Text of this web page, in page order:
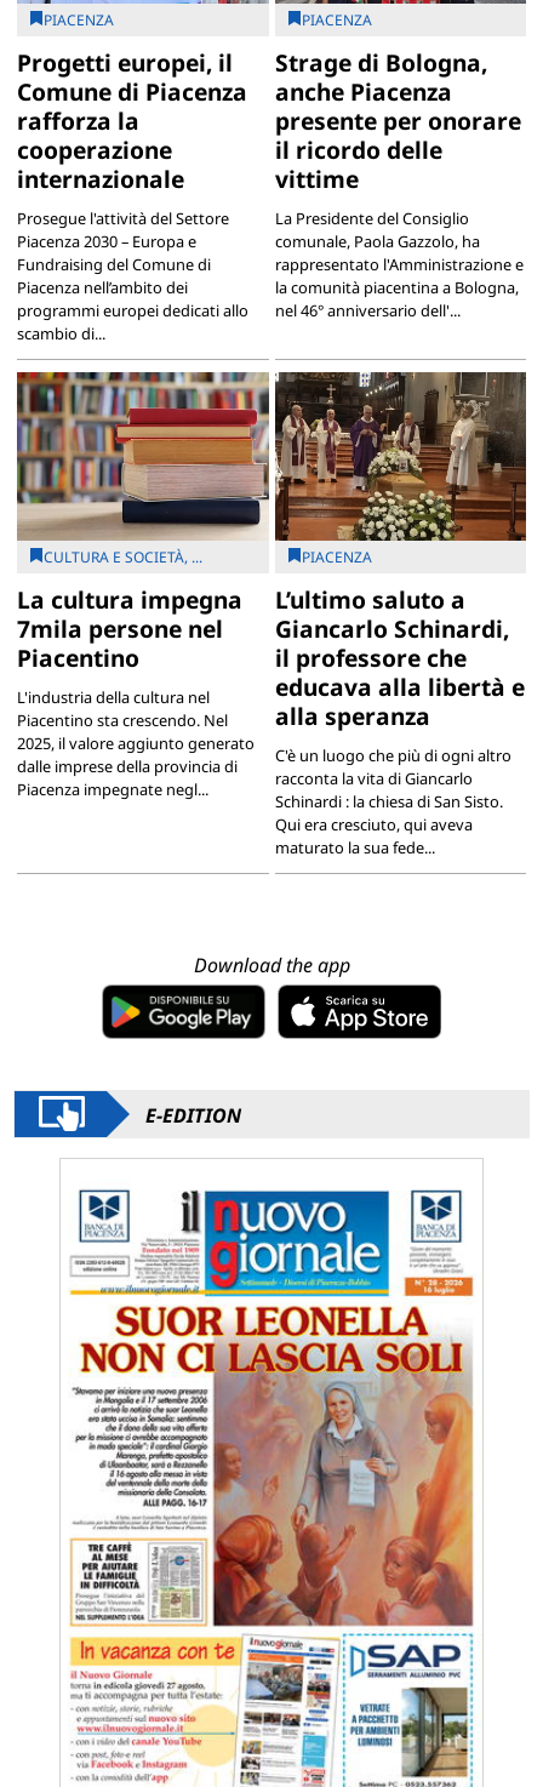
PIACENZA
Progetti europei, il
Comune di Piacenza
rafforza la
cooperazione
internazionale
Prosegue l'attività del Settore
Piacenza 2030 – Europa e
Fundraising del Comune di
Piacenza nell’ambito dei
programmi europei dedicati allo
scambio di...
PIACENZA
Strage di Bologna,
anche Piacenza
presente per onorare
il ricordo delle
vittime
La Presidente del Consiglio
comunale, Paola Gazzolo, ha
rappresentato l'Amministrazione e
la comunità piacentina a Bologna,
nel 46° anniversario dell'...
CULTURA E SOCIETÀ, ...
La cultura impegna
7mila persone nel
Piacentino
L'industria della cultura nel
Piacentino sta crescendo. Nel
2025, il valore aggiunto generato
dalle imprese della provincia di
Piacenza impegnate negl...
PIACENZA
L’ultimo saluto a
Giancarlo Schinardi,
il professore che
educava alla libertà e
alla speranza
C'è un luogo che più di ogni altro
racconta la vita di Giancarlo
Schinardi : la chiesa di San Sisto.
Qui era cresciuto, qui aveva
maturato la sua fede...
Download the app
E-EDITION